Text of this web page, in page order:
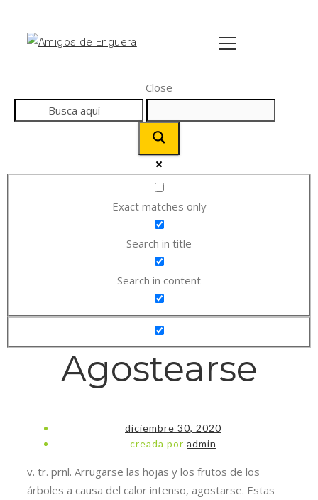
Close
Exact matches only
Search in title
Search in content
Agostearse
diciembre 30, 2020
creada por admin
v. tr. prnl. Arrugarse las hojas y los frutos de los
árboles a causa del calor intenso, agostarse. Estas
Necesarias